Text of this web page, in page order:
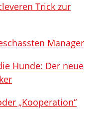
Trick zur
Manager
Hunde: Der neue
„Kooperation“